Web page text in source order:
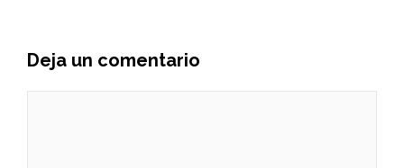
Deja un comentario